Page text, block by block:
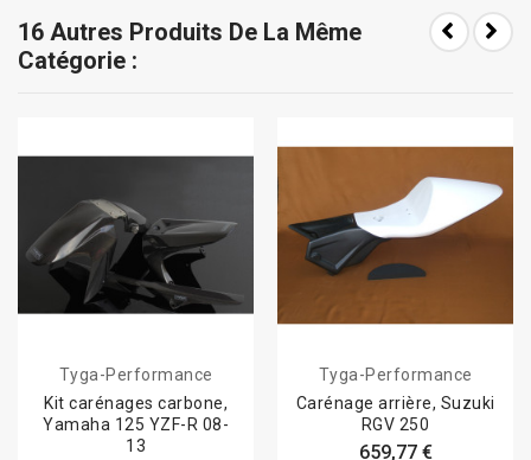
16 Autres Produits De La Même
Catégorie :
Tyga-Performance
Kit carénages carbone,
Yamaha 125 YZF-R 08-
13
Tyga-Performance
Carénage arrière, Suzuki
RGV 250
659,77 €